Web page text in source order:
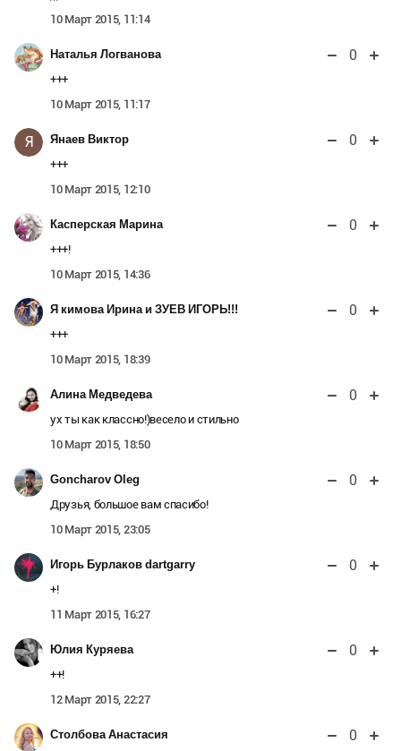
10 Март 2015, 11:14
Наталья Логванова 0
+++
10 Март 2015, 11:17
Я Янаев Виктор 0
+++
10 Март 2015, 12:10
Касперская Марина 0
+++!
10 Март 2015, 14:36
Я кимова Ирина и ЗУЕВ ИГОРЬ!!! 0
+++
10 Март 2015, 18:39
Алина Медведева 0
ух ты как классно!)весело и стильно
10 Март 2015, 18:50
Goncharov Oleg 0
Друзья, большое вам спасибо!
10 Март 2015, 23:05
Игорь Бурлаков dartgarry 0
+!
11 Март 2015, 16:27
Юлия Куряева 0
++!
12 Март 2015, 22:27
Столбова Анастасия 0